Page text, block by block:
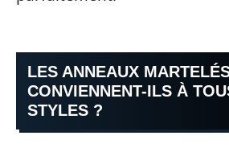
LES ANNEAUX
CONVIENNENT-ILS À
STYLES ?